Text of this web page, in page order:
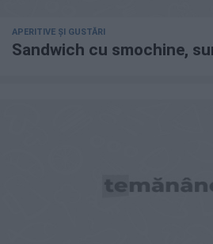
APERITIVE ȘI GUSTĂRI
Sandwich cu smochine,